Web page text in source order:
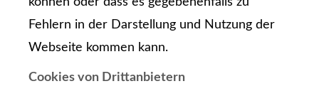
Fehlern in der Darstellung und Nutzung der
Webseite kommen kann.
Cookies von Drittanbietern